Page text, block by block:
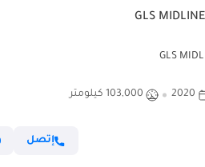
2020 103,000 كيلومتر
إتصل